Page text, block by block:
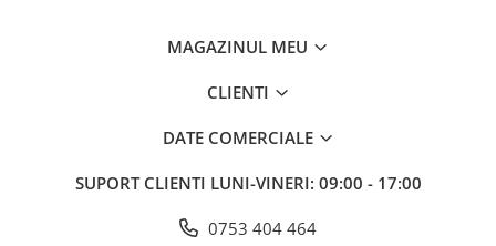
MAGAZINUL MEU
CLIENTI
DATE COMERCIALE
SUPORT CLIENTI LUNI-VINERI: 09:00 - 17:00
0753 404 464